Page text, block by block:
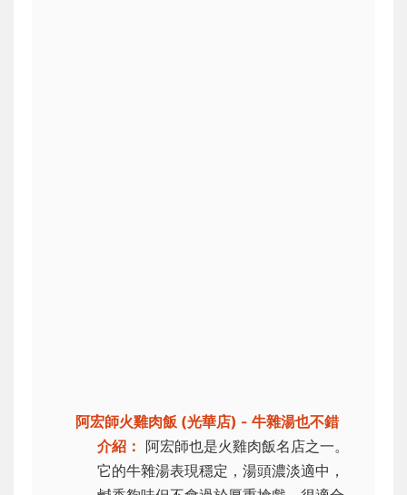
阿宏師火雞肉飯 (光華店) - 牛雜湯也不錯
介紹： 阿宏師也是火雞肉飯名店之一。
它的牛雜湯表現穩定，湯頭濃淡適中，